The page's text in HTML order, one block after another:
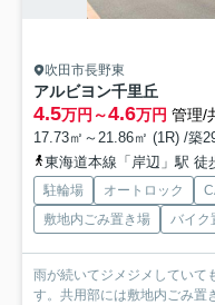
吹田市長野東
アルビヨン千里丘
4.5万円～4.6万円 管理/
17.73㎡～21.86㎡ (1R) /築
東海道本線「岸辺」駅 徒
駐輪場 オートロック
敷地内ごみ置き場
バイク
雨が続いてジメジメしていて
す。共用部には敷地内ごみ置